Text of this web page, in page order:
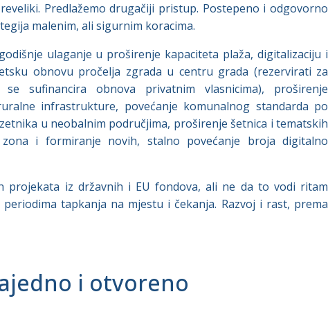
Predlažemo drugačiji pristup. Postepeno i odgovorno
malenim, ali sigurnim koracima.
ulaganje u proširenje kapaciteta plaža, digitalizaciju i
obnovu pročelja zgrada u centru grada (rezervirati za
sufinancira obnova privatnim vlasnicima), proširenje
infrastrukture, povećanje komunalnog standarda po
u neobalnim područjima, proširenje šetnica i tematskih
i formiranje novih, stalno povećanje broja digitalno
projekata iz državnih i EU fondova, ali ne da to vodi ritam
tapkanja na mjestu i čekanja. Razvoj i rast, prema
i otvoreno